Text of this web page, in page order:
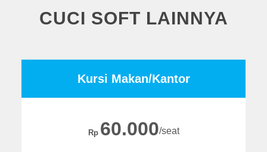
CUCI SOFT LAINNYA
Kursi Makan/Kantor
Rp 60.000/seat